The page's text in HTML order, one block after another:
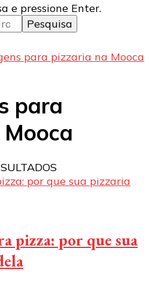
e pressione Enter.
para pizzaria na Mooca
para
pizza: por que sua